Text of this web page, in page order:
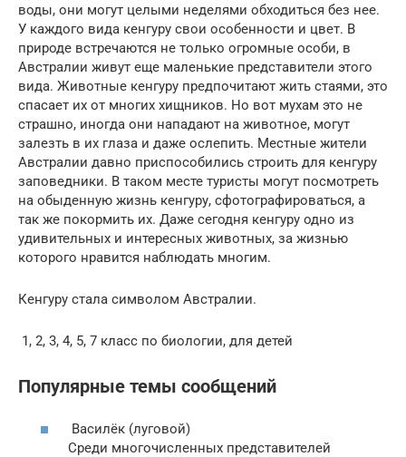
воды, они могут целыми неделями обходиться без нее.
У каждого вида кенгуру свои особенности и цвет. В
природе встречаются не только огромные особи, в
Австралии живут еще маленькие представители этого
вида. Животные кенгуру предпочитают жить стаями, это
спасает их от многих хищников. Но вот мухам это не
страшно, иногда они нападают на животное, могут
залезть в их глаза и даже ослепить. Местные жители
Австралии давно приспособились строить для кенгуру
заповедники. В таком месте туристы могут посмотреть
на обыденную жизнь кенгуру, сфотографироваться, а
так же покормить их. Даже сегодня кенгуру одно из
удивительных и интересных животных, за жизнью
которого нравится наблюдать многим.
Кенгуру стала символом Австралии.
1, 2, 3, 4, 5, 7 класс по биологии, для детей
Популярные темы сообщений
Василёк (луговой)
Среди многочисленных представителей